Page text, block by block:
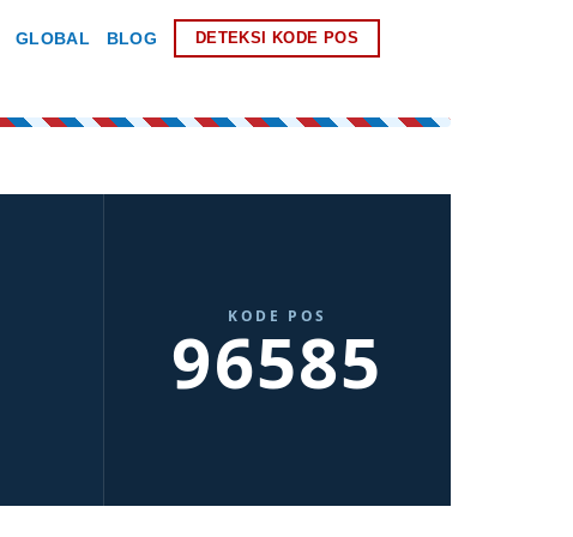
GLOBAL BLOG DETEKSI KODE POS
KODE POS
96585